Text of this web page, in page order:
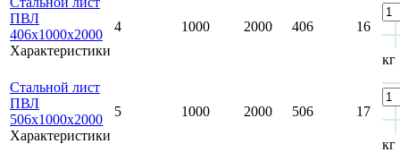
ПВЛ
406х1000х2000
Характеристики
4 1000 2000 406 16
кг
Стальной лист
ПВЛ
506х1000х2000
Характеристики
5 1000 2000 506 17
кг